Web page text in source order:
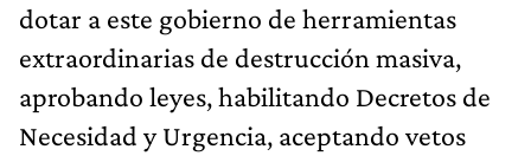
dotar a este gobierno de herramientas
extraordinarias de destrucción masiva,
aprobando leyes, habilitando Decretos de
Necesidad y Urgencia, aceptando vetos